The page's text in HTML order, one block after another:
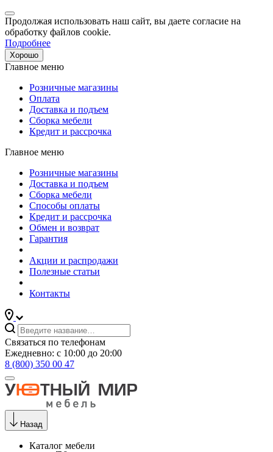
Продолжая использовать наш сайт, вы даете согласие на
обработку файлов cookie.
Подробнее
Хорошо
Главное меню
Розничные магазины
Оплата
Доставка и подъем
Сборка мебели
Кредит и рассрочка
Главное меню
Розничные магазины
Доставка и подъем
Сборка мебели
Способы оплаты
Кредит и рассрочка
Обмен и возврат
Гарантия
Акции и распродажи
Полезные статьи
Контакты
Связаться по телефонам
Ежедневно: с 10:00 до 20:00
8 (800) 350 00 47
Назад
Каталог мебели